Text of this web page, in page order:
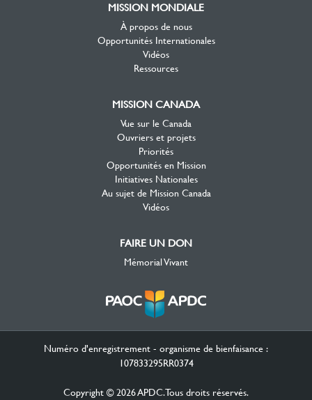
MISSION MONDIALE
À propos de nous
Opportunités Internationales
Vidéos
Ressources
MISSION CANADA
Vue sur le Canada
Ouvriers et projets
Priorités
Opportunités en Mission
Initiatives Nationales
Au sujet de Mission Canada
Vidéos
FAIRE UN DON
Mémorial Vivant
Numéro d'enregistrement - organisme de bienfaisance :
107833295RR0374
Copyright © 2026 APDC. Tous droits réservés.